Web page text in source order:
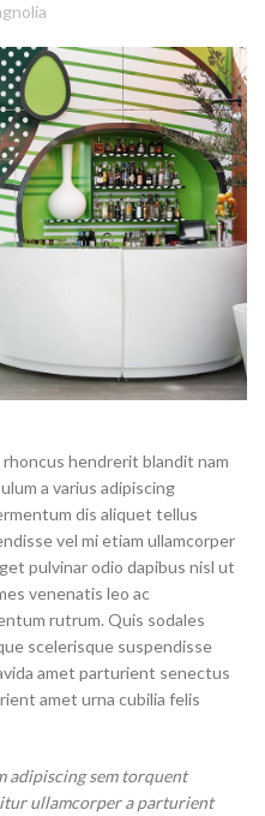
hendrerit blandit nam
a varius adipiscing
dis aliquet tellus
vel mi etiam ullamcorper
pulvinar odio dapibus nisl ut
venenatis leo ac
rutrum. Quis sodales
scelerisque suspendisse
amet parturient senectus
amet urna cubilia felis
adipiscing sem torquent
ullamcorper a parturient